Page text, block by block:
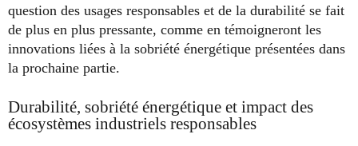
question des usages responsables et de la durabilité se fait
de plus en plus pressante, comme en témoigneront les
innovations liées à la sobriété énergétique présentées dans
la prochaine partie.
Durabilité, sobriété énergétique et impact des
écosystèmes industriels responsables